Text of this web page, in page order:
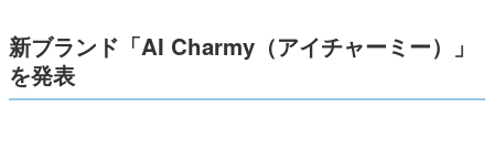
新ブランド「AI Charmy（アイチャーミー）」
を発表